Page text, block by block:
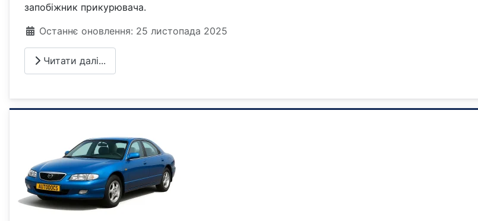
запобіжник прикурювача.
Деталі
Останнє оновлення: 25 листопада 2025
Читати далі...